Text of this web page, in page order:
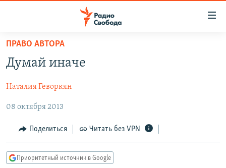
упрощенного
доступа
содержанию
Вернутся
главной
навигации
ПОДКАСТЫ
АВТОРСКИЕ ПРОЕКТЫ
ЦИТАТЫ СВОБОДЫ
МНЕНИЯ
КУЛЬТУРА
IDEL.РЕАЛИИ
ПРАВО АВТОРА
Думай иначе
Наталия Геворкян
08 октября 2013
Поделиться Читать без VPN
Приоритетный источник в Google